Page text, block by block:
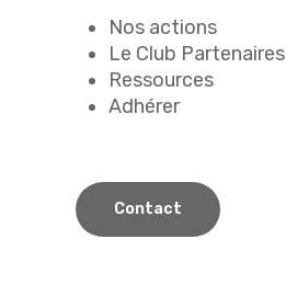
Nos actions
Le Club Partenaires
Ressources
Adhérer
Contact